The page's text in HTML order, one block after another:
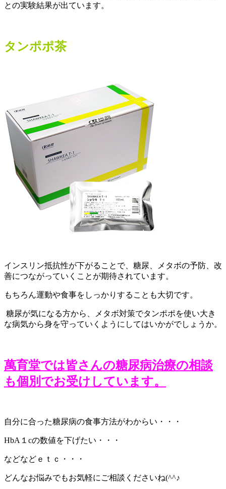
との実験結果が出ています。
タンポポ茶
インスリン抵抗性が下がることで、糖尿、メタボの予防、改
善につながっていくことが期待されています。
もちろん運動や食事をしっかりすることも大切です。
糖尿が気になる方から、メタボ対策でタンポポを使い大き
な病気から身を守っていくようにしてはいかがでしょうか。
萬育堂では皆さんの糖尿病治療の相談
も個別でお受けしています。
自分に合った糖尿病の食事方法がわからい・・・
HbA１cの数値を下げたい・・・
などなどｅｔｃ・・・
どんなお悩みでもお気軽にご相談くださいね(^^♪